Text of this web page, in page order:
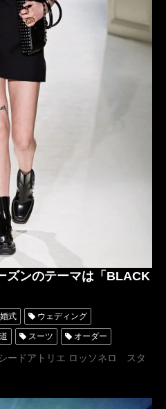
キモノデザイナー
ウ サイトウ
楽天ファッションウィーク東京
東京コレクション
KIMONOTuxedo
ズンのテーマは「BLACK
式 ウェディング
スーツ オーダー
ド レンタルタキシード
ーダータキシード名古屋
ードアトリエ ロッソネロ スタ